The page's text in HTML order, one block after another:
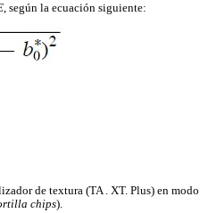
, según la ecuación siguiente:
de textura (TA . XT. Plus) en modo
chips).